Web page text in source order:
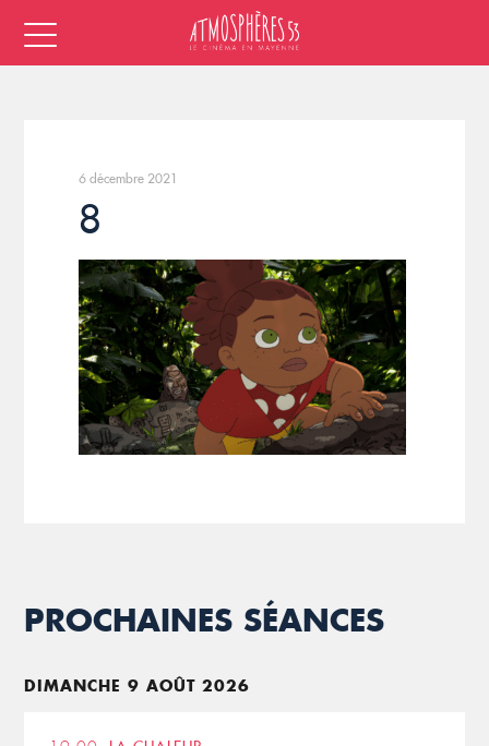
6 décembre 2021
8
PROCHAINES SÉANCES
DIMANCHE 9 AOÛT 2026